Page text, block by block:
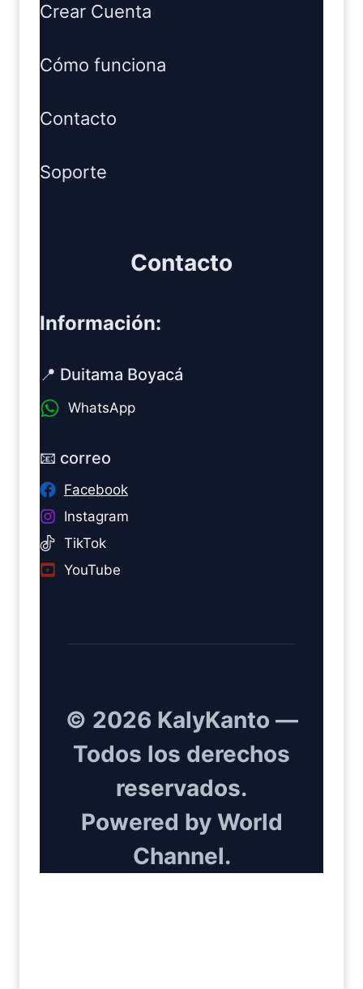
Crear Cuenta
Cómo funciona
Contacto
Soporte
Contacto
Información:
📍 Duitama Boyacá
WhatsApp
📧 correo
Facebook
Instagram
TikTok
YouTube
© 2026 KalyKanto —
Todos los derechos
reservados.
Powered by World
Channel.